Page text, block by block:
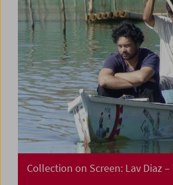
Collection on Screen: Lav Diaz –